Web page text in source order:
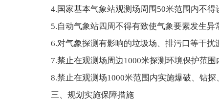
4.国家基本气象站观测场周围50米范围内不
5.自动气象站四周不得有致使气象要素发生异
6.对气象探测有影响的垃圾场、排污口等干
7.禁止在观测场周边1000米探测环境保护范
8.禁止在观测场1000米范围内实施爆破、钻
三、规划实施保障措施